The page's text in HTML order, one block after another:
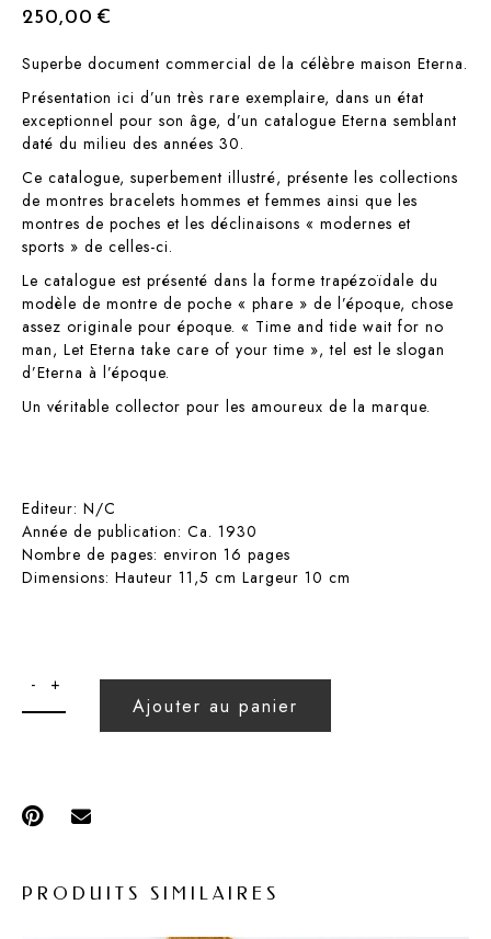
250,00 €
Superbe document commercial de la célèbre maison Eterna.
Présentation ici d’un très rare exemplaire, dans un état
exceptionnel pour son âge, d’un catalogue Eterna semblant
daté du milieu des années 30.
Ce catalogue, superbement illustré, présente les collections
de montres bracelets hommes et femmes ainsi que les
montres de poches et les déclinaisons « modernes et
sports » de celles-ci.
Le catalogue est présenté dans la forme trapézoïdale du
modèle de montre de poche « phare » de l’époque, chose
assez originale pour époque. « Time and tide wait for no
man, Let Eterna take care of your time », tel est le slogan
d’Eterna à l’époque.
Un véritable collector pour les amoureux de la marque.
Editeur: N/C
Année de publication: Ca. 1930
Nombre de pages: environ 16 pages
Dimensions: Hauteur 11,5 cm Largeur 10 cm
Ajouter au panier
PRODUITS SIMILAIRES